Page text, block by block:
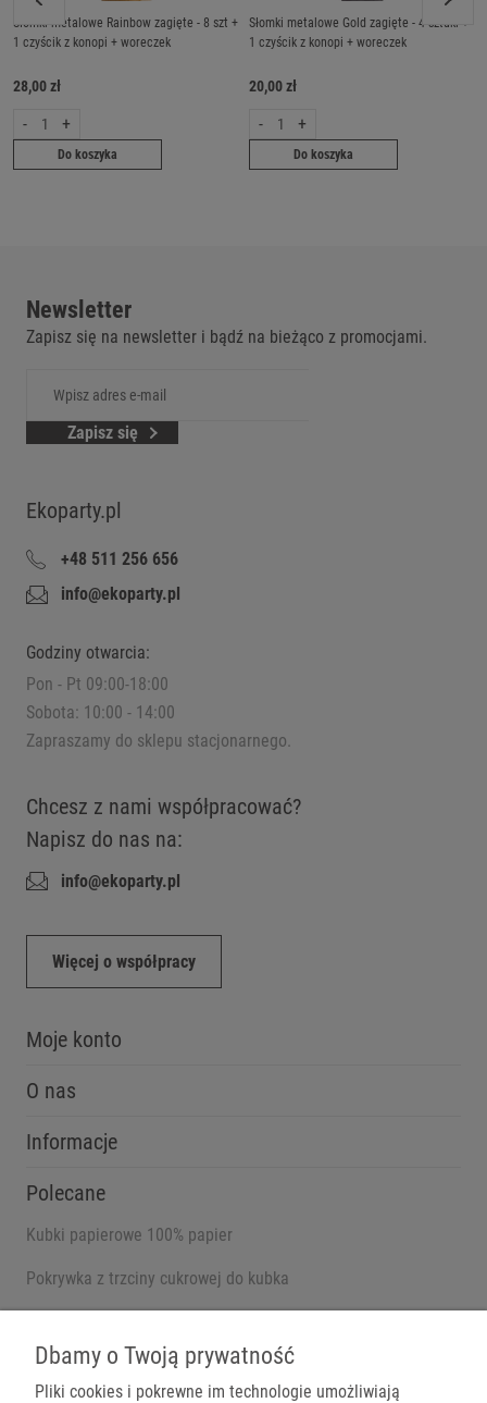
Słomki metalowe Rainbow zagięte - 8 szt +
1 czyścik z konopi + woreczek
28,00 zł
- +
Do koszyka
Słomki metalowe Gold zagięte - 4 sztuki +
1 czyścik z konopi + woreczek
20,00 zł
- +
Do koszyka
Newsletter
Zapisz się na newsletter i bądź na bieżąco z promocjami.
Zapisz się
Ekoparty.pl
+48 511 256 656
info@ekoparty.pl
Godziny otwarcia:
Pon - Pt 09:00-18:00
Sobota: 10:00 - 14:00
Zapraszamy do sklepu stacjonarnego.
Chcesz z nami współpracować?
Napisz do nas na:
info@ekoparty.pl
Więcej o współpracy
Moje konto
O nas
Informacje
Polecane
Kubki papierowe 100% papier
Pokrywka z trzciny cukrowej do kubka
Dbamy o Twoją prywatność
Pliki cookies i pokrewne im technologie umożliwiają